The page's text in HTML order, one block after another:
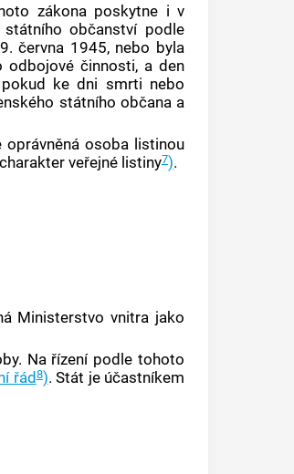
zákona poskytne i v
státního občanství podle
června 1945, nebo byla
odbojové činnosti, a den
ke dni smrti nebo
státního občana a
oprávněná osoba listinou
veřejné listiny7).
Ministerstvo vnitra jako
Na řízení podle tohoto
řád8). Stát je účastníkem